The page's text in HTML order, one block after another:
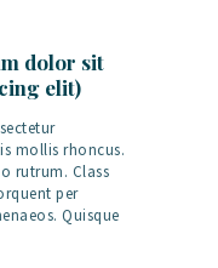
dolor sit
elit)
mollis rhoncus.
rutrum. Class
per
Quisque